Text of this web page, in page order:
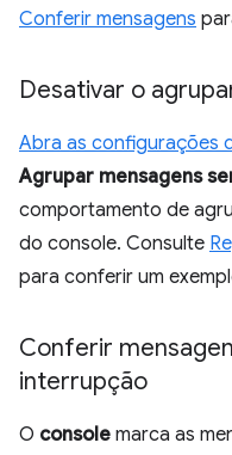
Conferir mensagens
Desativar o
Abra as configurações
Agrupar mensagens
comportamento de
do console. Consulte
para conferir um
Conferir
interrupção
O console marca as